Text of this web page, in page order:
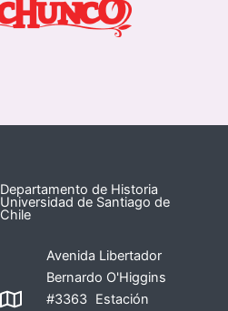
Departamento de Historia
Universidad de Santiago de
Chile
Avenida Libertador
Bernardo O'Higgins
#3363 Estación